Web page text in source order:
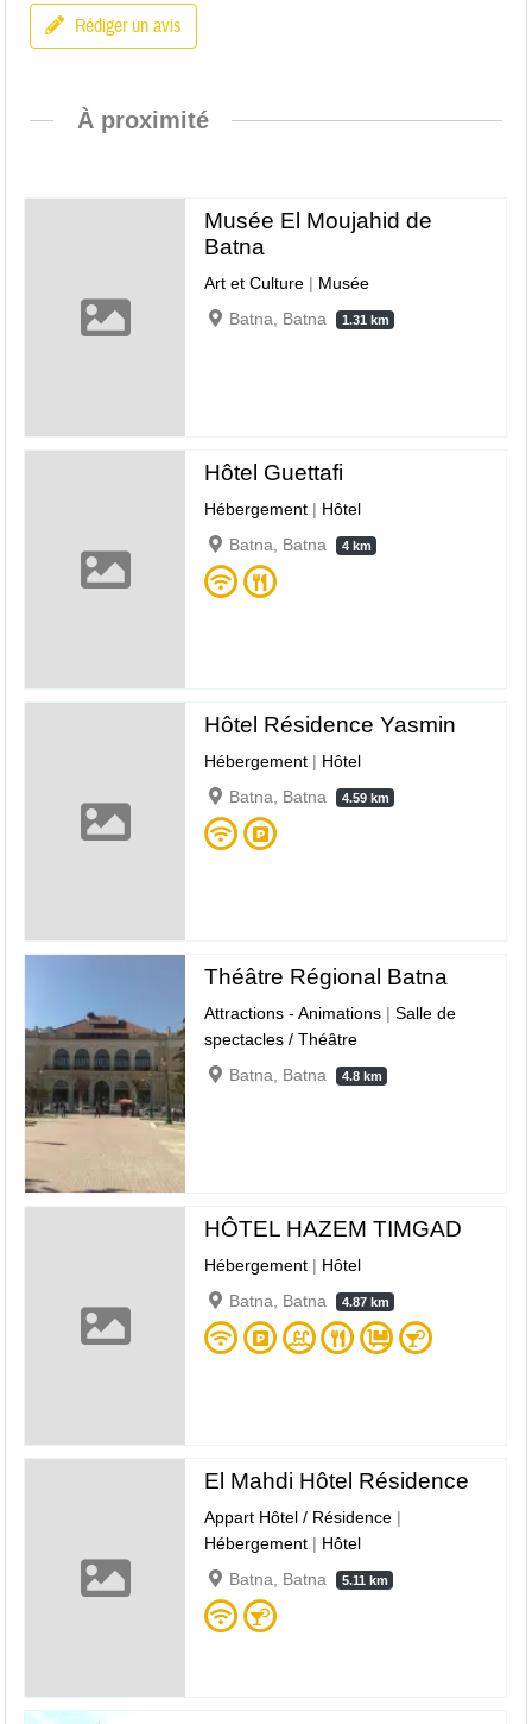
Rédiger un avis
À proximité
Musée El Moujahid de
Batna
Art et Culture | Musée
Batna, Batna
1.31 km
Hôtel Guettafi
Hébergement | Hôtel
Batna, Batna
4 km
Hôtel Résidence Yasmin
Hébergement | Hôtel
Batna, Batna
4.59 km
Théâtre Régional Batna
Attractions - Animations |Salle de
spectacles / Théâtre
Batna, Batna
4.8 km
HÔTEL HAZEM TIMGAD
Hébergement | Hôtel
Batna, Batna
4.87 km
El Mahdi Hôtel Résidence
Appart Hôtel / Résidence |
Hébergement | Hôtel
Batna, Batna
5.11 km